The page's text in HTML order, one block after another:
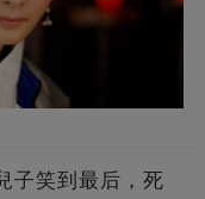
子笑到最后，死